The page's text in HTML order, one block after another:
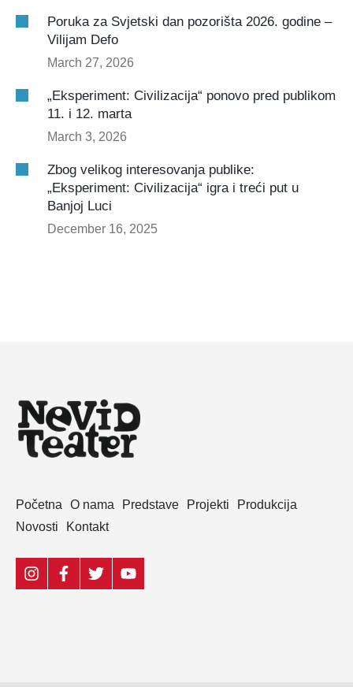
Poruka za Svjetski dan pozorišta 2026. godine –
Vilijam Defo
March 27, 2026
„Eksperiment: Civilizacija“ ponovo pred publikom
11. i 12. marta
March 3, 2026
Zbog velikog interesovanja publike:
„Eksperiment: Civilizacija“ igra i treći put u
Banjoj Luci
December 16, 2025
Početna O nama Predstave Projekti
Produkcija
Novosti
Kontakt